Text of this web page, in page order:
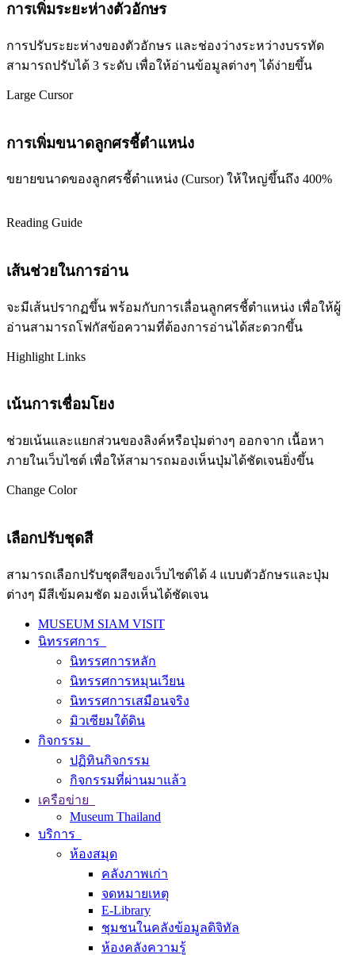
การเพิ่มระยะห่างตัวอักษร
การปรับระยะห่างของตัวอักษร และช่องว่างระหว่างบรรทัด
สามารถปรับได้ 3 ระดับ เพื่อให้อ่านข้อมูลต่างๆ ได้ง่ายขึ้น
Large Cursor
การเพิ่มขนาดลูกศรชี้ตำแหน่ง
ขยายขนาดของลูกศรชี้ตำแหน่ง (Cursor) ให้ใหญ่ขึ้นถึง 400%
Reading Guide
เส้นช่วยในการอ่าน
จะมีเส้นปรากฏขึ้น พร้อมกับการเลื่อนลูกศรชี้ตำแหน่ง เพื่อให้ผู้
อ่านสามารถโฟกัสข้อความที่ต้องการอ่านได้สะดวกขึ้น
Highlight Links
เน้นการเชื่อมโยง
ช่วยเน้นและแยกส่วนของลิงค์หรือปุ่มต่างๆ ออกจาก เนื้อหา
ภายในเว็บไซต์ เพื่อให้สามารถมองเห็นปุ่มได้ชัดเจนยิ่งขึ้น
Change Color
เลือกปรับชุดสี
สามารถเลือกปรับชุดสีของเว็บไซต์ได้ 4 แบบตัวอักษรและปุ่ม
ต่างๆ มีสีเข้มคมชัด มองเห็นได้ชัดเจน
MUSEUM SIAM VISIT
นิทรรศการ
นิทรรศการหลัก
นิทรรศการหมุนเวียน
นิทรรศการเสมือนจริง
มิวเซียมใต้ดิน
กิจกรรม
ปฏิทินกิจกรรม
กิจกรรมที่ผ่านมาแล้ว
เครือข่าย
Museum Thailand
บริการ
ห้องสมุด
คลังภาพเก่า
จดหมายเหตุ
E-Library
ชุมชนในคลังข้อมูลดิจิทัล
ห้องคลังความรู้